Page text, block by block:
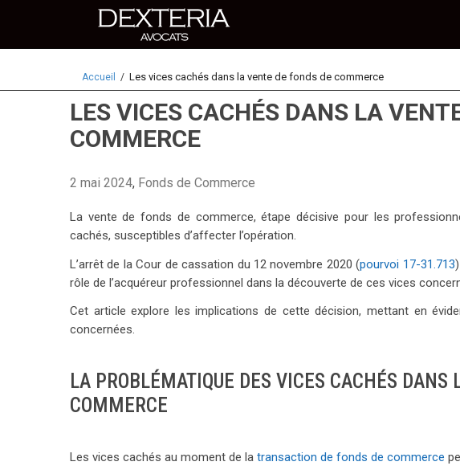
Accueil Les vices cachés dans la vente de fonds de commerce
LES VICES CACHÉS DANS LA
COMMERCE
2 mai 2024, Fonds de Commerce
La vente de fonds de commerce, étape décisive pour les
cachés, susceptibles d’affecter l’opération.
L’arrêt de la Cour de cassation du 12 novembre 2020 (pourvoi 17-31.713
rôle de l’acquéreur professionnel dans la découverte de ces vices
Cet article explore les implications de cette décision, mettant en
concernées.
LA PROBLÉMATIQUE DES VICES CACHÉS DANS
COMMERCE
Les vices cachés au moment de la transaction de fonds de commerce